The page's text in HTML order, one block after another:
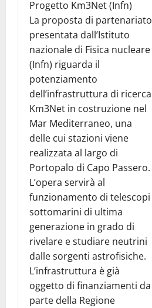
Progetto Km3Net (Infn)
La proposta di partenariato
presentata dall’Istituto
nazionale di Fisica nucleare
(Infn) riguarda il
potenziamento
dell’infrastruttura di ricerca
Km3Net in costruzione nel
Mar Mediterraneo, una
delle cui stazioni viene
realizzata al largo di
Portopalo di Capo Passero.
L’opera servirà al
funzionamento di telescopi
sottomarini di ultima
generazione in grado di
rivelare e studiare neutrini
dalle sorgenti astrofisiche.
L’infrastruttura è già
oggetto di finanziamenti da
parte della Regione